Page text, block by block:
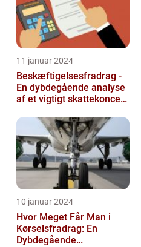
11 januar 2024
Beskæftigelsesfradrag -
En dybdegående analyse
af et vigtigt skattekoncept
10 januar 2024
Hvor Meget Får Man i
Kørselsfradrag: En
Dybdegående